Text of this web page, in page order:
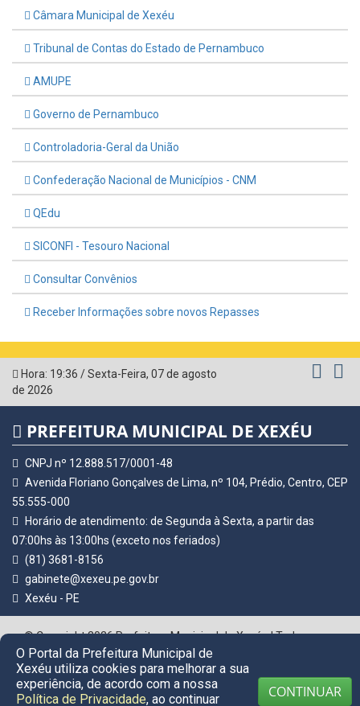
Câmara Municipal de Xexéu
Tribunal de Contas do Estado de Pernambuco
AMUPE
Governo de Pernambuco
Controladoria-Geral da União
Confederação Nacional de Municípios - CNM
QEdu
SICONFI - Tesouro Nacional
Consultar Convênios
Receber Informações sobre novos Repasses
Hora: 19:36 /Sexta-Feira, 07 de agosto
de 2026
PREFEITURA MUNICIPAL DE XEXÉU
CNPJ nº 12.888.517/0001-48
Avenida Floriano Gonçalves de Lima, nº 104, Prédio, Centro, CEP
55.555-000
Horário de atendimento: de Segunda à Sexta, a partir das
07:00hs às 13:00hs (exceto nos feriados)
(81) 3681-8156
gabinete@xexeu.pe.gov.br
Xexéu - PE
© Copyright 2026 Prefeitura Municipal de Xexéu | Todos os
direitos reservados
O Portal da Prefeitura Municipal de
Xexéu utiliza cookies para melhorar a sua
experiência, de acordo com a nossa
Política de Privacidade, ao continuar CONTINUAR